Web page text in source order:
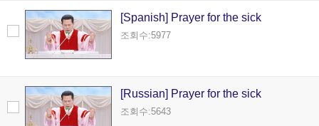
[Spanish] Prayer for the sick
조회수:5977
[Russian] Prayer for the sick
조회수:5643